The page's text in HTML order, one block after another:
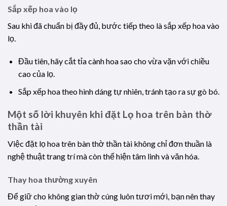
Sắp xếp hoa vào lọ
Sau khi đã chuẩn bị đầy đủ, bước tiếp theo là sắp xếp hoa vào
lọ.
Đầu tiên, hãy cắt tỉa cành hoa sao cho vừa vặn với chiều
cao của lọ.
Sắp xếp hoa theo hình dáng tự nhiên, tránh tạo ra sự gò bó.
Một số lời khuyên khi đặt Lọ hoa trên bàn thờ
thần tài
Việc đặt lọ hoa trên bàn thờ thần tài không chỉ đơn thuần là
nghệ thuật trang trí mà còn thể hiện tâm linh và văn hóa.
Thay hoa thường xuyên
Để giữ cho không gian thờ cúng luôn tươi mới, bạn nên thay